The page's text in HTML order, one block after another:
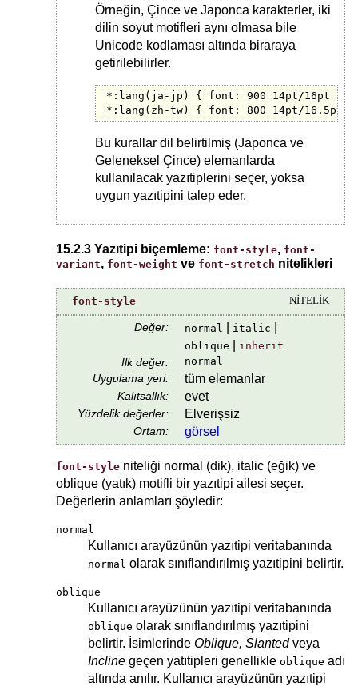
Örneğin, Çince ve Japonca karakterler, iki
dilin soyut motifleri aynı olmasa bile
Unicode kodlaması altında biraraya
getirilebilirler.
*:lang(ja-jp) { font: 900 14pt/16pt
*:lang(zh-tw) { font: 800 14pt/16.5pt
Bu kurallar dil belirtilmiş (Japonca ve
Geleneksel Çince) elemanlarda
kullanılacak yazıtiplerini seçer, yoksa
uygun yazıtipini talep eder.
15.2.3 Yazıtipi biçemleme: font-style, font-
variant, font-weight ve font-stretch nitelikleri
font-style NİTELİK
Değer: normal italic
oblique inherit
İlk değer: normal
Uygulama yeri: tüm elemanlar
Kalıtsallık: evet
Yüzdelik değerler: Elverişsiz
Ortam: görsel
font-style niteliği normal (dik), italic (eğik) ve
oblique (yatık) motifli bir yazıtipi ailesi seçer.
Değerlerin anlamları şöyledir:
normal
Kullanıcı arayüzünün yazıtipi veritabanında
normal olarak sınıflandırılmış yazıtipini belirtir.
oblique
Kullanıcı arayüzünün yazıtipi veritabanında
oblique olarak sınıflandırılmış yazıtipini
belirtir. İsimlerinde Oblique, Slantedveya
Incline geçen yatıtipleri genellikle oblique adı
altında anılır. Kullanıcı arayüzünün yazıtipi